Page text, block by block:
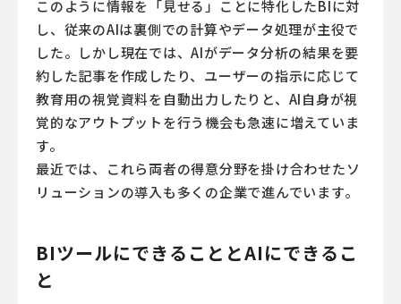
このように情報を「見せる」ことに特化したBIに対
し、従来のAIは裏側での計算やデータ処理が主役で
した。しかし現在では、AIがデータ分析の結果を要
約した記事を作成したり、ユーザーの指示に応じて
教育用の視覚資料を自動出力したりと、AI自身が視
覚的なアウトプットを行う機会も急速に増えていま
す。
最近では、これら両者の得意分野を掛け合わせたソ
リューションの導入も多くの企業で進んでいます。
BIツールにできることとAIにできるこ
と